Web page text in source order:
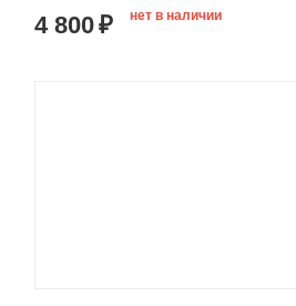
4 800₽ нет в наличии